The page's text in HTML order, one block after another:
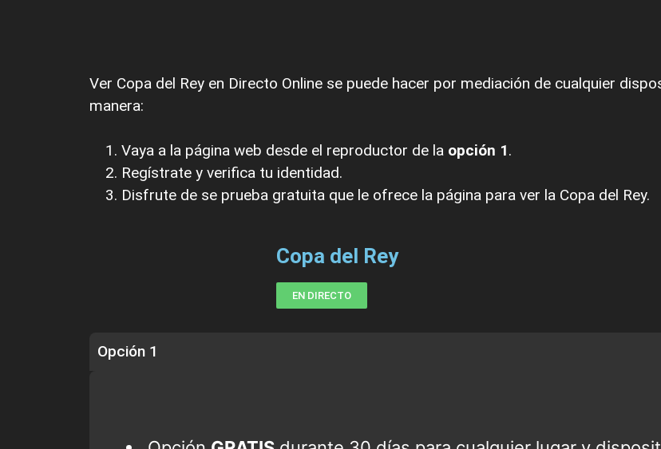
Ver Copa del Rey en Directo Online se puede hacer por mediación de cualquier
manera:
Vaya a la página web desde el reproductor de la opción 1.
Regístrate y verifica tu identidad.
Disfrute de se prueba gratuita que le ofrece la página para ver la Copa del Rey.
Copa del Rey
EN DIRECTO
Opción 1